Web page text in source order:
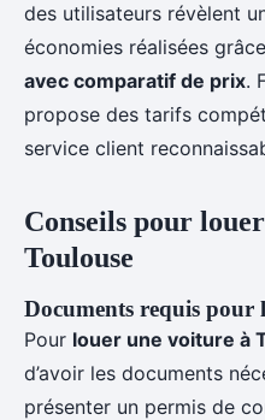
des utilisateurs révèlent
économies réalisées
avec comparatif de prix.
propose des tarifs
service client
Conseils pour
Toulouse
Documents requis pour
Pour louer une voiture à
d’avoir les documents
présenter un permis de